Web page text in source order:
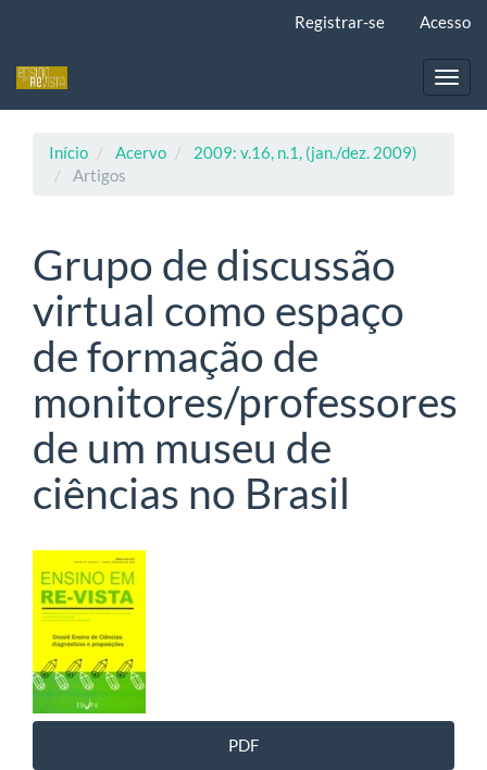
principal
Registrar-se Acesso
Início Acervo
2009: v.16, n.1, (jan./dez. 2009)
Artigos
Grupo de discussão
virtual como espaço
de formação de
monitores/professores
de um museu de
ciências no Brasil
Barra
lateral
de
artigos
PDF